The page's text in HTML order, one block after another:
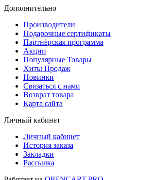
Дополнительно
Производители
Подарочные сертификаты
Партнёрская программа
Акции
Популярные Товары
Хиты Продаж
Новинки
Связаться с нами
Возврат товара
Карта сайта
Личный кабинет
Личный кабинет
История заказа
Закладки
Рассылка